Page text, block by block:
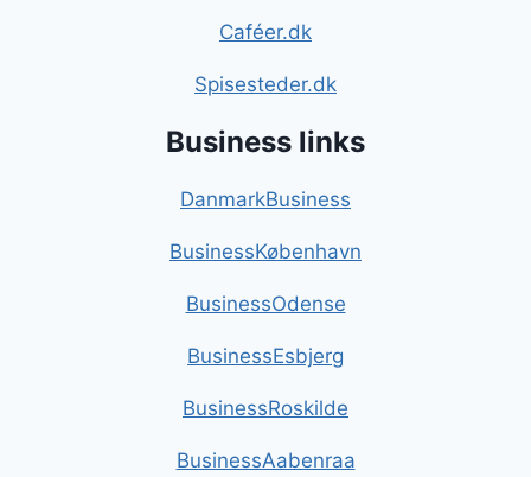
Caféer.dk
Spisesteder.dk
Business links
DanmarkBusiness
BusinessKøbenhavn
BusinessOdense
BusinessEsbjerg
BusinessRoskilde
BusinessAabenraa